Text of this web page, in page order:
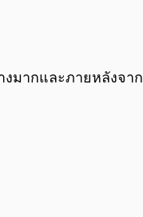
มากและภายหลังจา